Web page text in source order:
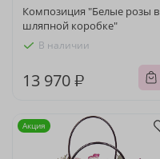
Композиция "Белые розы в
шляпной коробке"
В наличии
13 970 ₽
Акция